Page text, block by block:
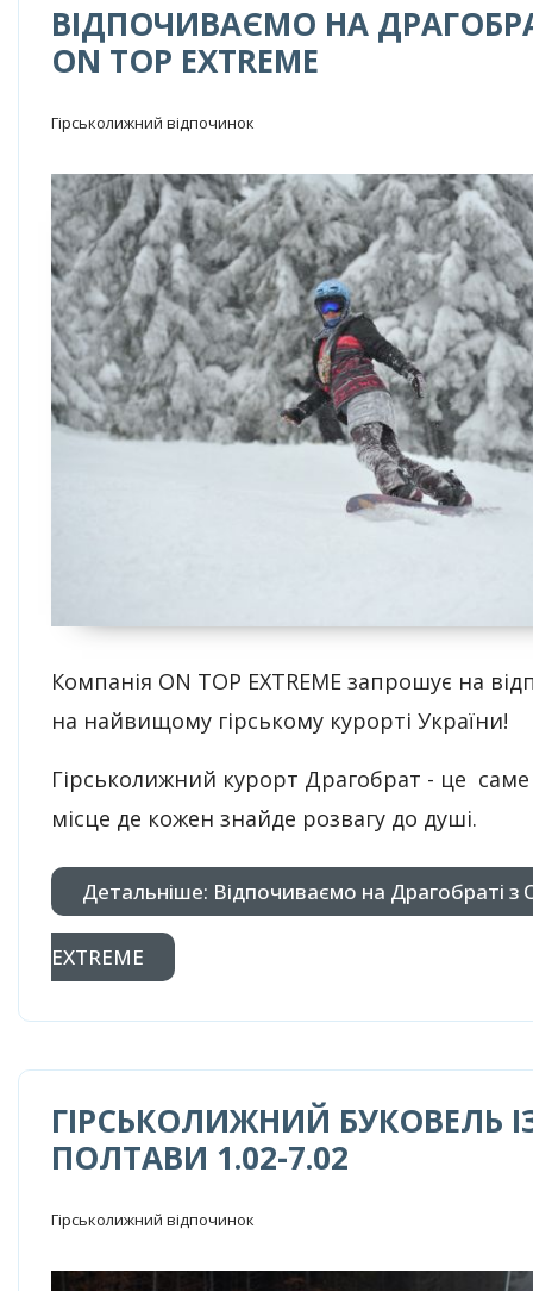
ВІДПОЧИВАЄМО НА
ON TOP EXTREMЕ
Гірськолижний відпочинок
Компанія ON TOP EXTREMЕ запрошує на
на найвищому гірському курорті України!
Гірськолижний курорт Драгобрат - це саме
місце де кожен знайде розвагу до душі.
Детальніше: Відпочиваємо на Драгобраті з
EXTREMЕ
ГІРСЬКОЛИЖНИЙ БУКОВЕЛЬ
ПОЛТАВИ 1.02-7.02
Гірськолижний відпочинок